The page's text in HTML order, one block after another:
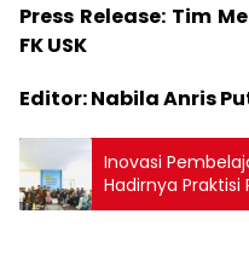
Press Release: Tim
FK USK
Editor: Nabila Anris
Inovasi
Hadirnya
Pengalaman